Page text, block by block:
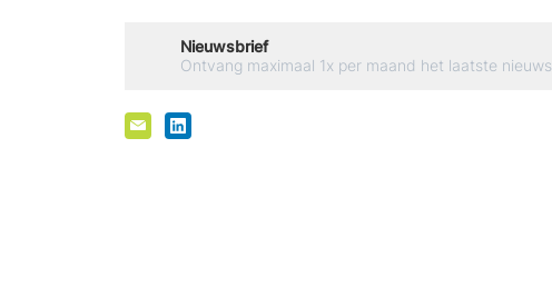
Nieuwsbrief
Ontvang maximaal 1x per maand het laatste nieuws